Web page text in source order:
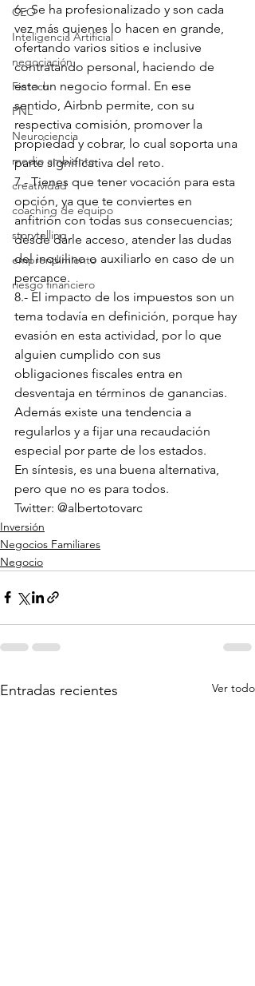
CEO
Inteligencia Artificial
negociación
Fintech
PNL
Neurociencia
medio ambiente
creatividad
coaching de equipo
storytelling
emprendimiento
riesgo financiero
6.- Se ha profesionalizado y son cada
vez más quienes lo hacen en grande,
ofertando varios sitios e inclusive
contratando personal, haciendo de
esto un negocio formal. En ese
sentido, Airbnb permite, con su
respectiva comisión, promover la
propiedad y cobrar, lo cual soporta una
parte significativa del reto.
7.- Tienes que tener vocación para esta
opción, ya que te conviertes en
anfitrión con todas sus consecuencias;
desde darle acceso, atender las dudas
del inquilino o auxiliarlo en caso de un
percance.
8.- El impacto de los impuestos son un
tema todavía en definición, porque hay
evasión en esta actividad, por lo que
alguien cumplido con sus
obligaciones fiscales entra en
desventaja en términos de ganancias.
Además existe una tendencia a
regularlos y a fijar una recaudación
especial por parte de los estados.
En síntesis, es una buena alternativa,
pero que no es para todos.
Twitter: @albertotovarc
Inversión
Negocios Familiares
Negocio
Entradas recientes Ver todo